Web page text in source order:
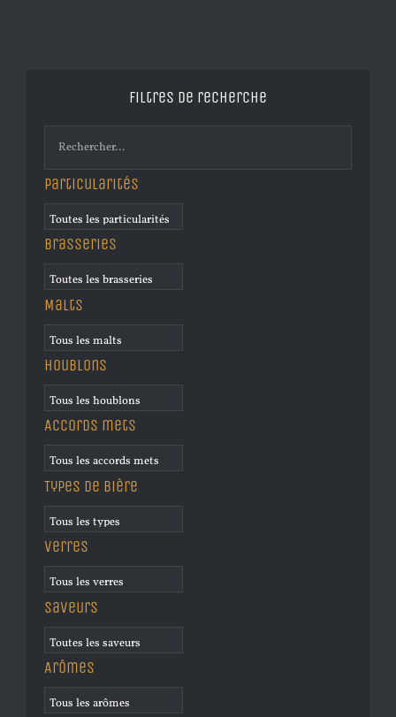
Filtres de recherche
Particularités
Brasseries
Malts
Houblons
Accords mets
Types de bière
Verres
Saveurs
Arômes